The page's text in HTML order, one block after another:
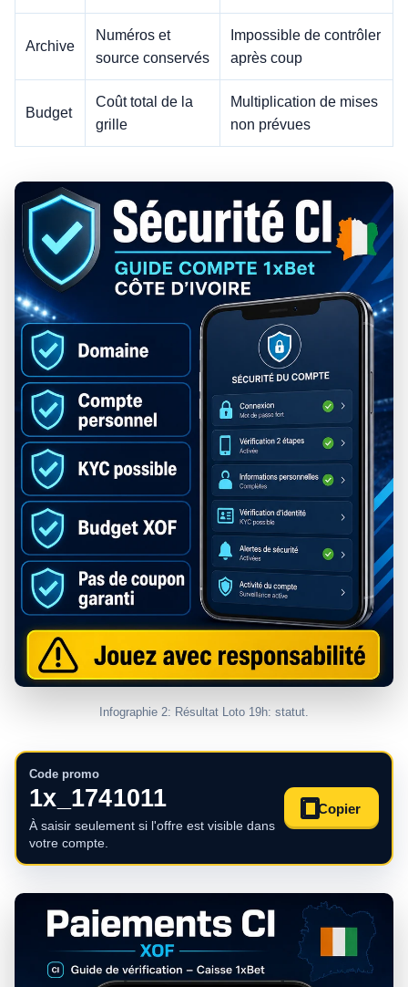
Archive
Numéros et
source conservés
Impossible de contrôler
après coup
Budget
Coût total de la
grille
Multiplication de mises
non prévues
Infographie 2: Résultat Loto 19h: statut.
Code promo
1x_1741011
À saisir seulement si l'offre est visible dans
votre compte.
Copier